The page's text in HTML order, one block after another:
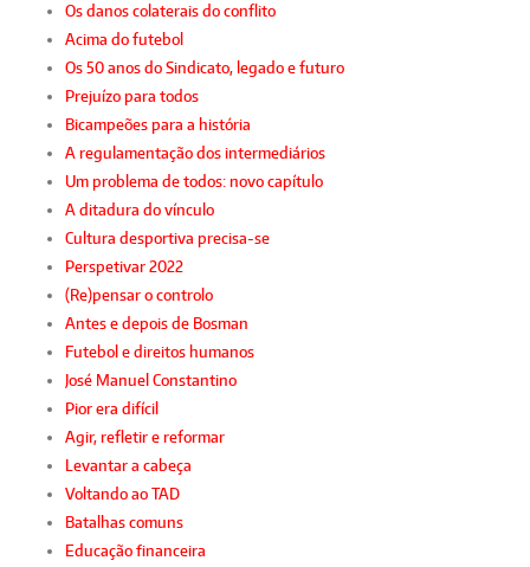
Os danos colaterais do conflito
Acima do futebol
Os 50 anos do Sindicato, legado e futuro
Prejuízo para todos
Bicampeões para a história
A regulamentação dos intermediários
Um problema de todos: novo capítulo
A ditadura do vínculo
Cultura desportiva precisa-se
Perspetivar 2022
(Re)pensar o controlo
Antes e depois de Bosman
Futebol e direitos humanos
José Manuel Constantino
Pior era difícil
Agir, refletir e reformar
Levantar a cabeça
Voltando ao TAD
Batalhas comuns
Educação financeira